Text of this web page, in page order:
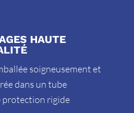
HAUTE
soigneusement et
dans un tube
protection rigide